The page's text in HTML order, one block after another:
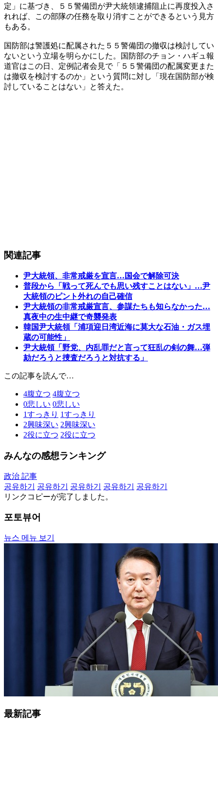
定」に基づき、５５警備団が尹大統領逮捕阻止に再度投入さ
れれば、この部隊の任務を取り消すことができるという見方
もある。
国防部は警護処に配属された５５警備団の撤収は検討してい
ないという立場を明らかにした。国防部のチョン・ハギュ報
道官はこの日、定例記者会見で「５５警備団の配属変更また
は撤収を検討するのか」という質問に対し「現在国防部が検
討していることはない」と答えた。
関連記事
尹大統領、非常戒厳を宣言…国会で解除可決
普段から「戦って死んでも思い残すことはない」…尹
大統領のピント外れの自己確信
尹大統領の非常戒厳宣言、参謀たちも知らなかった…
真夜中の生中継で奇襲発表
韓国尹大統領「浦項迎日湾近海に莫大な石油・ガス埋
蔵の可能性」
尹大統領「野党、内乱罪だと言って狂乱の剣の舞…弾
劾だろうと捜査だろうと対抗する」
この記事を読んで…
4腹立つ 4腹立つ
0悲しい 0悲しい
1すっきり 1すっきり
2興味深い 2興味深い
2役に立つ 2役に立つ
みんなの感想ランキング
政治 記事
공유하기
공유하기 공유하기 공유하기
공유하기
リンクコピーが完了しました。
포토뷰어
뉴스 메뉴 보기
最新記事